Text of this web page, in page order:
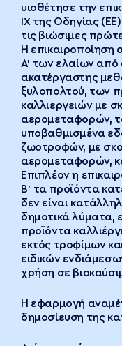
υιοθέτησε την
IX της Οδηγίας
τις βιώσιμες
Η
Α’ των ελαίων
ακατέργαστης
ξυλοπολτού, των
καλλιεργειών με
αερομεταφορών,
υποβαθμισμένα
ζωοτροφών, με
αερομεταφορών,
Επιπλέον η
Β’ τα προϊόντα
δεν είναι
δημοτικά λύματα,
προϊόντα
εκτός τροφίμων
ειδικών
χρήση σε
Η εφαρμογή
δημοσίευση της